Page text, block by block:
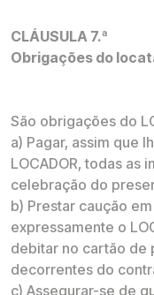
CLÁUSULA 7.ª
Obrigações do
São obrigações do
a) Pagar, assim que
LOCADOR, todas as
celebração do
b) Prestar caução
expressamente o
debitar no cartão de
decorrentes do
c) Assegurar-se de